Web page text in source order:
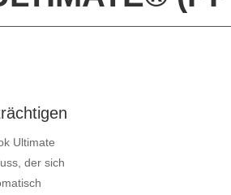
Ultimate
der sich